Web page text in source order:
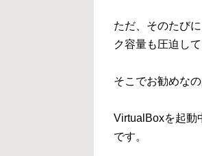
ただ、そのたび
ク容量も圧迫して
そこでお勧めな
VirtualBoxを起動
です。